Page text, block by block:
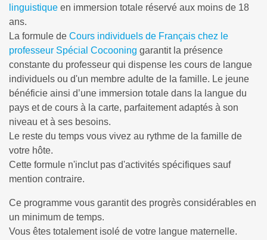
linguistique en immersion totale réservé aux moins de 18
ans.
La formule de Cours individuels de Français chez le
professeur Spécial Cocooning garantit la présence
constante du professeur qui dispense les cours de langue
individuels ou d'un membre adulte de la famille. Le jeune
bénéficie ainsi d’une immersion totale dans la langue du
pays et de cours à la carte, parfaitement adaptés à son
niveau et à ses besoins.
Le reste du temps vous vivez au rythme de la famille de
votre hôte.
Cette formule n'inclut pas d'activités spécifiques sauf
mention contraire.
Ce programme vous garantit des progrès considérables en
un minimum de temps.
Vous êtes totalement isolé de votre langue maternelle.